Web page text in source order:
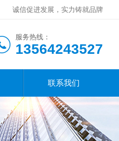
诚信促进发展，实力铸就品牌
服务热线：
13564243527
联系我们